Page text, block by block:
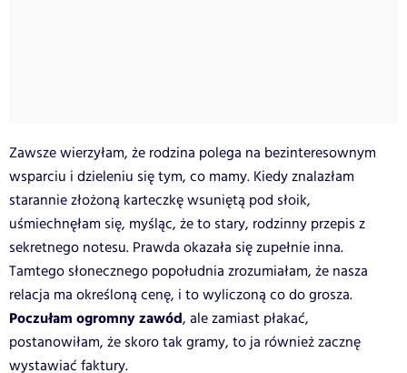
Zawsze wierzyłam, że rodzina polega na bezinteresownym
wsparciu i dzieleniu się tym, co mamy. Kiedy znalazłam
starannie złożoną karteczkę wsuniętą pod słoik,
uśmiechnęłam się, myśląc, że to stary, rodzinny przepis z
sekretnego notesu. Prawda okazała się zupełnie inna.
Tamtego słonecznego popołudnia zrozumiałam, że nasza
relacja ma określoną cenę, i to wyliczoną co do grosza.
Poczułam ogromny zawód, ale zamiast płakać,
postanowiłam, że skoro tak gramy, to ja również zacznę
wystawiać faktury.